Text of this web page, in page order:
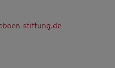
stiftung.de